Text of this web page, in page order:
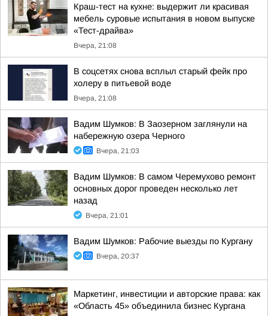
Краш-тест на кухне: выдержит ли красивая
мебель суровые испытания в новом выпуске
«Тест-драйва»
Вчера, 21:08
В соцсетях снова всплыл старый фейк про
холеру в питьевой воде
Вчера, 21:08
Вадим Шумков: В Заозерном заглянули на
набережную озера Черного
Вчера, 21:03
Вадим Шумков: В самом Черемухово ремонт
основных дорог проведен несколько лет
назад
Вчера, 21:01
Вадим Шумков: Рабочие выезды по Кургану
Вчера, 20:37
Маркетинг, инвестиции и авторские права: как
«Область 45» объединила бизнес Кургана